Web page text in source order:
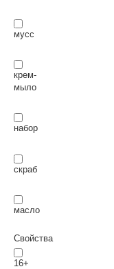
мусс
крем-
мыло
набор
скраб
масло
Свойства
16+